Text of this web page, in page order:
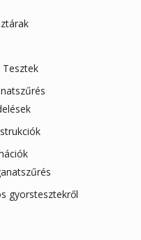
Tesztek
gyorstesztekről